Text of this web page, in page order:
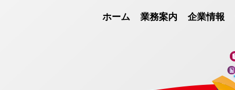
ホーム 業務案内 企業情報